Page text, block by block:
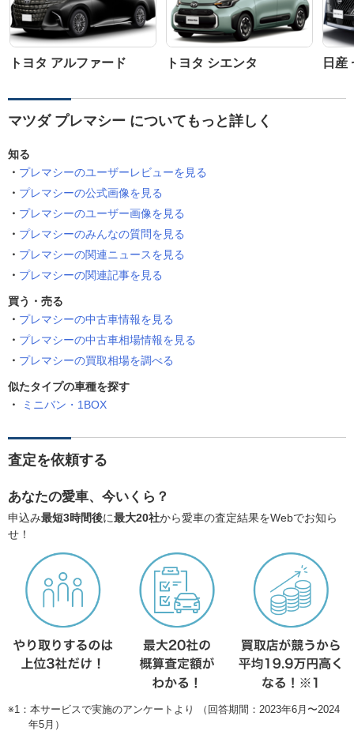
トヨタ アルファード トヨタ シエンタ 日産
マツダ プレマシー についてもっと詳しく
知る
プレマシーのユーザーレビューを見る
プレマシーの公式画像を見る
プレマシーのユーザー画像を見る
プレマシーのみんなの質問を見る
プレマシーの関連ニュースを見る
プレマシーの関連記事を見る
買う・売る
プレマシーの中古車情報を見る
プレマシーの中古車相場情報を見る
プレマシーの買取相場を調べる
似たタイプの車種を探す
ミニバン・1BOX
査定を依頼する
あなたの愛車、今いくら？
申込み最短3時間後に最大20社から愛車の査定結果をWebでお知ら
せ！
※1：本サービスで実施のアンケートより （回答期間：2023年6月〜2024
年5月）